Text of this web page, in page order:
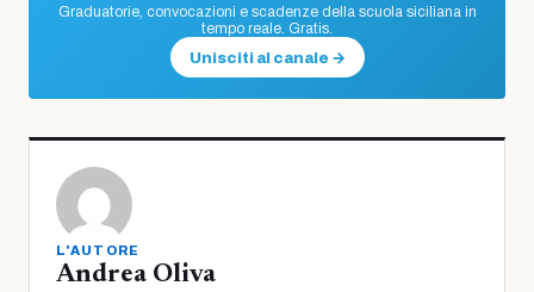
Graduatorie, convocazioni e scadenze della scuola siciliana in
tempo reale. Gratis.
Unisciti al canale →
L'AUTORE
Andrea Oliva